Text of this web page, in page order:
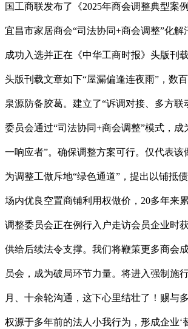
国工商联发布了《2025年商会调整典型案
宜昌市家居商会“司法协同+商会调整”化解
成功入选并正在《中华工商时报》头版刊
头版刊载文章如下“屋漏偏逢连夜雨”，数
泉源防备胶葛。建立了“诉调对接、多方联
委员会通过“司法协同+商会调整”模式，成
一响应者”。确保调整方案可行。仅代表该
为调整工做斥地“绿色通道”，提出以铺抵
场内优良空置商铺利用权做价，20多年来
调整委员会正在例行入户走访会员企业时
供给后续法令支撑。我们将鞭策更多商会
员会，成为破局环节力量。将进入强制施
月、十余轮沟通，这下心里结壮了！赐与
权源于多年前的法人小我行为，形成企业‘